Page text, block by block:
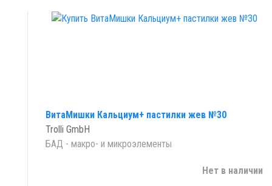
ВитаМишки Кальциум+ пастилки жев №30
Trolli GmbH
БАД - макро- и микроэлементы
Нет в наличии